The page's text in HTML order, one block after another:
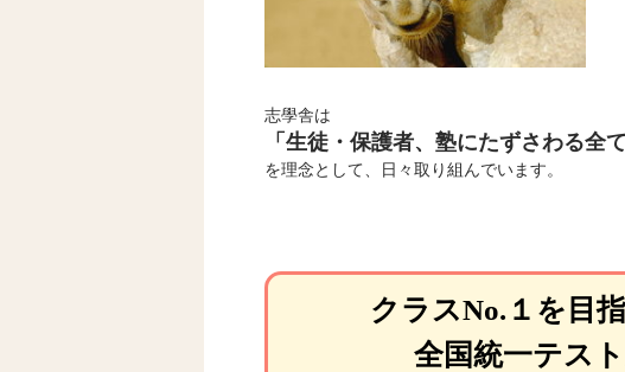
志學舎は
「生徒・保護者、塾にたずさわる全
を理念として、日々取り組んでいます。
クラスNo.１を目
全国統一テス